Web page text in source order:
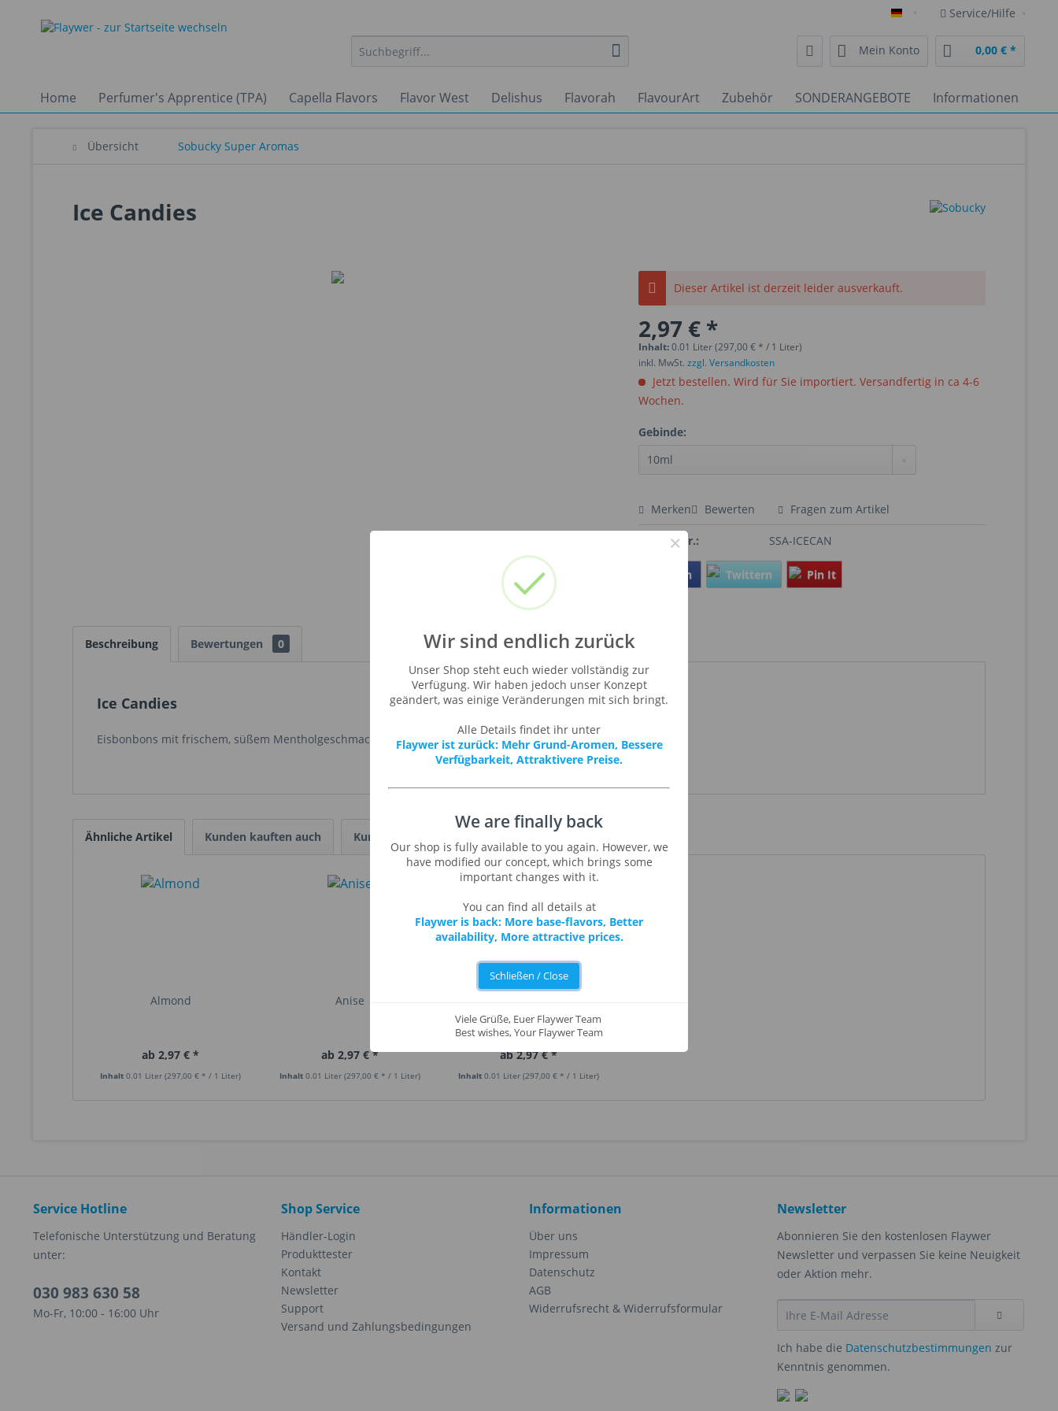
Deutsch Service/Hilfe
Mein Konto 0,00 € *
Home Perfumer's Apprentice (TPA) Capella Flavors Flavor West Delishus Flavorah FlavourArt Zubehör SONDERANGEBOTE Informationen
Übersicht Sobucky Super Aromas
Ice Candies
Dieser Artikel ist derzeit leider ausverkauft.
2,97 € *
Inhalt:0.01 Liter (297,00 € * / 1 Liter)
inkl. MwSt.zzgl. Versandkosten
Jetzt bestellen. Wird für Sie importiert. Versandfertig in ca 4-6
Wochen.
Gebinde:
Merken Bewerten Fragen zum Artikel
Artikel-Nr.: SSA-ICECAN
Teilen Twittern Pin It
Beschreibung Bewertungen 0
Ice Candies
Eisbonbons mit frischem, süßem Mentholgeschmack.
Ähnliche Artikel Kunden kauften auch Kunden haben sich ebenfalls angesehen
Almond
ab 2,97 € *
Inhalt0.01 Liter(297,00 € * / 1 Liter)
Anise
ab 2,97 € *
Inhalt 0.01 Liter (297,00 € * / 1 Liter)
ab 2,97 € *
Inhalt0.01 Liter(297,00 € * / 1 Liter)
Service Hotline
Telefonische Unterstützung und Beratung
unter:
030 983 630 58
Mo-Fr, 10:00 - 16:00 Uhr
Shop Service
Händler-Login
Produkttester
Kontakt
Newsletter
Support
Versand und Zahlungsbedingungen
Informationen
Über uns
Impressum
Datenschutz
AGB
Widerrufsrecht & Widerrufsformular
Newsletter
Abonnieren Sie den kostenlosen Flaywer
Newsletter und verpassen Sie keine Neuigkeit
oder Aktion mehr.
Ich habe die Datenschutzbestimmungen zur
Kenntnis genommen.
×
Wir sind endlich zurück
Unser Shop steht euch wieder vollständig zur
Verfügung. Wir haben jedoch unser Konzept
geändert, was einige Veränderungen mit sich bringt.
Alle Details findet ihr unter
Flaywer ist zurück: Mehr Grund-Aromen, Bessere
Verfügbarkeit, Attraktivere Preise.
We are finally back
Our shop is fully available to you again. However, we
have modified our concept, which brings some
important changes with it.
You can find all details at
Flaywer is back: More base-flavors, Better
availability, More attractive prices.
Schließen / Close
Viele Grüße, Euer Flaywer Team
Best wishes, Your Flaywer Team